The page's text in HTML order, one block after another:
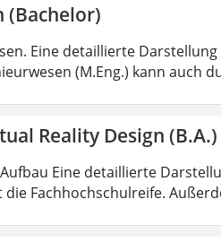
(Bachelor)
Eine detaillierte
(M.Eng.) kann auch
Reality Design (B.A.)
Eine detaillierte
die Fachhochschulreife.